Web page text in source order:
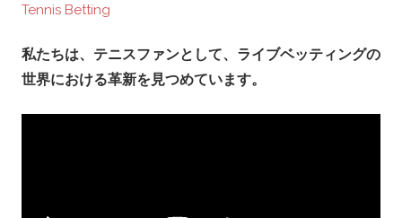
M
o
v
Tennis Betting
私たちは、テニスファンとして、ライブベッティングの
世界における革新を見つめています。